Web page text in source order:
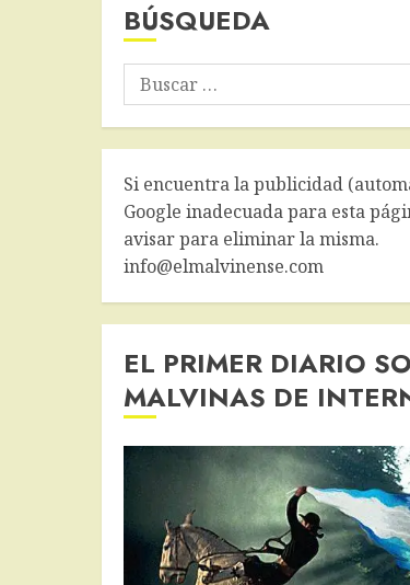
BÚSQUEDA
Buscar:
Si encuentra la publicidad
Google inadecuada para esta
avisar para eliminar la misma.
info@elmalvinense.com
EL PRIMER DIARIO
MALVINAS DE